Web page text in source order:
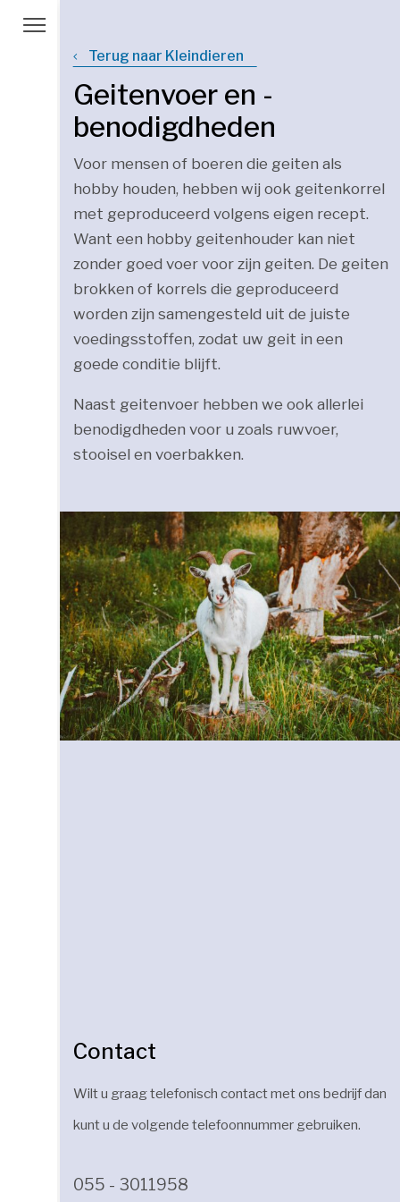
Terug naar Kleindieren
Geitenvoer en -
benodigdheden
Voor mensen of boeren die geiten als
hobby houden, hebben wij ook geitenkorrel
met geproduceerd volgens eigen recept.
Want een hobby geitenhouder kan niet
zonder goed voer voor zijn geiten. De geiten
brokken of korrels die geproduceerd
worden zijn samengesteld uit de juiste
voedingsstoffen, zodat uw geit in een
goede conditie blijft.
Naast geitenvoer hebben we ook allerlei
benodigdheden voor u zoals ruwvoer,
stooisel en voerbakken.
Contact
Wilt u graag telefonisch contact met ons bedrijf dan
kunt u de volgende telefoonnummer gebruiken.
055 - 3011958